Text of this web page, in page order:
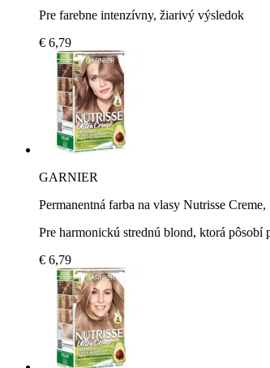
Pre farebne intenzívny, žiarivý výsledok
€ 6,79
GARNIER
Permanentná farba na vlasy Nutrisse
Pre harmonickú strednú blond, ktorá pôsobí
€ 6,79